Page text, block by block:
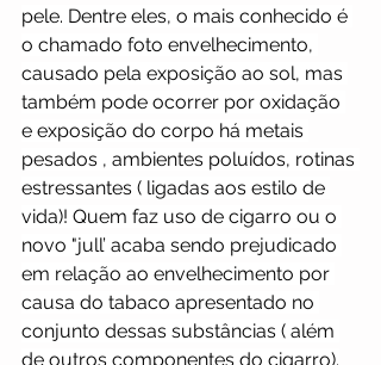
pele. Dentre eles, o mais conhecido é
o chamado foto envelhecimento,
causado pela exposição ao sol, mas
também pode ocorrer por oxidação
e exposição do corpo há metais
pesados , ambientes poluídos, rotinas
estressantes ( ligadas aos estilo de
vida)! Quem faz uso de cigarro ou o
novo "jull’ acaba sendo prejudicado
em relação ao envelhecimento por
causa do tabaco apresentado no
conjunto dessas substâncias ( além
de outros componentes do cigarro).